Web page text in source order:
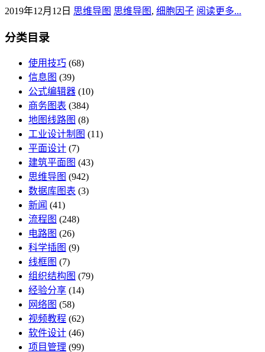
2019年12月12日 思维导图 思维导图 , 细胞因子 阅读更多...
分类目录
使用技巧 (68)
信息图 (39)
公式编辑器 (10)
商务图表 (384)
地图线路图 (8)
工业设计制图 (11)
平面设计 (7)
建筑平面图 (43)
思维导图 (942)
数据库图表 (3)
新闻 (41)
流程图 (248)
电路图 (26)
科学插图 (9)
线框图 (7)
组织结构图 (79)
经验分享 (14)
网络图 (58)
视频教程 (62)
软件设计 (46)
项目管理 (99)